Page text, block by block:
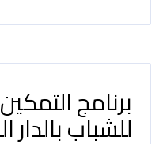
برنامج
للشباب بالدار